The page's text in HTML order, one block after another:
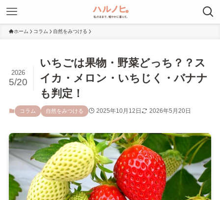
ホーム コラム 自然をみつける
いちごは果物・野菜どっち？？ス
イカ・メロン・いちじく・バナナ
も判定！
2026
5/20
コラム 自然をみつける 2025年10月12日 2026年5月20日